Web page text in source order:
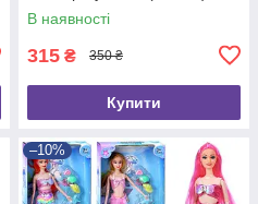
В наявності
315 ₴ 350 ₴
Купити
–10%